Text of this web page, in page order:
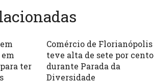
ter
Comércio de Florianópolis
teve alta de sete por cento
durante Parada da
Diversidade